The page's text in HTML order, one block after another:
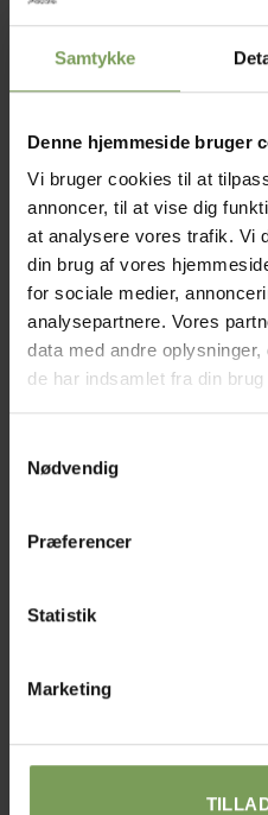
Samtykke
Denne hjemmeside bruger
Vi bruger cookies til at
annoncer, til at vise dig
at analysere vores trafik. Vi
din brug af vores
for sociale medier,
analysepartnere. Vores
data med andre
de har indsamlet fra din
Nødvendig
Præferencer
Statistik
Marketing
TRØJER OG
12 VARER
VESTE MV.
16 VARER